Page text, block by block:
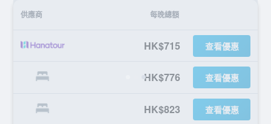
供應商 每晚總額
HK$715 查看優惠
HK$776 查看優惠
HK$823 查看優惠